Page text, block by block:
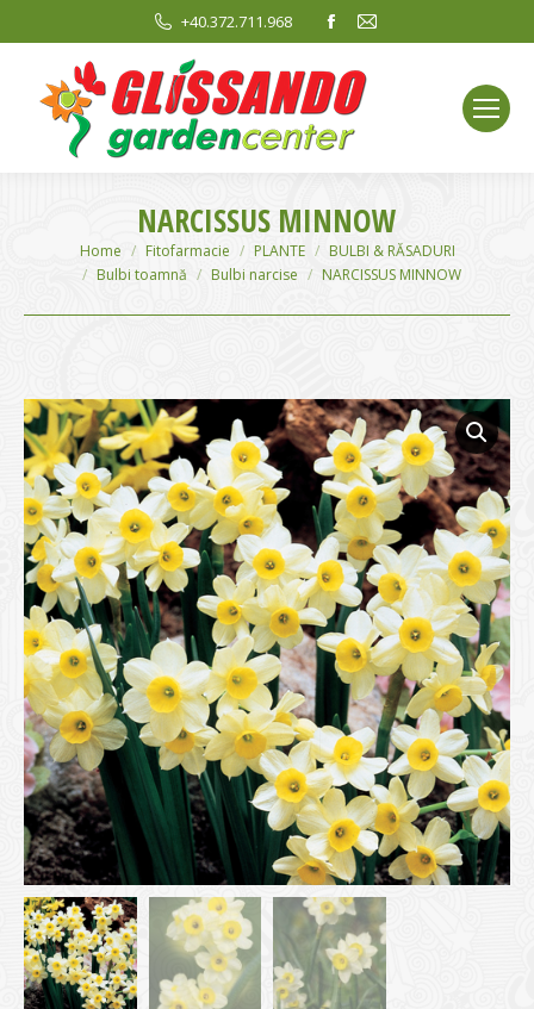
+40.372.711.968
Facebook
opens
in
new
window
Mail
window
NARCISSUS MINNOW
You are here:
Home Fitofarmacie PLANTE
BULBI & RĂSADURI
Bulbi toamnă
Bulbi narcise NARCISSUS MINNOW